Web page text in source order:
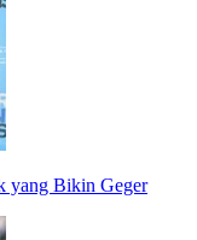
yang Bikin Geger